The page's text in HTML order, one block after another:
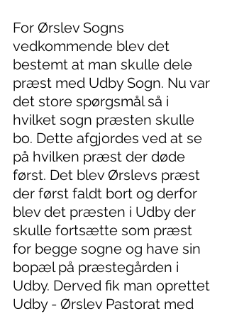
For Ørslev Sogns
vedkommende blev det
bestemt at man skulle dele
præst med Udby Sogn. Nu var
det store spørgsmål så i
hvilket sogn præsten skulle
bo. Dette afgjordes ved at se
på hvilken præst der døde
først. Det blev Ørslevs præst
der først faldt bort og derfor
blev det præsten i Udby der
skulle fortsætte som præst
for begge sogne og have sin
bopæl på præstegården i
Udby. Derved fik man oprettet
Udby - Ørslev Pastorat med